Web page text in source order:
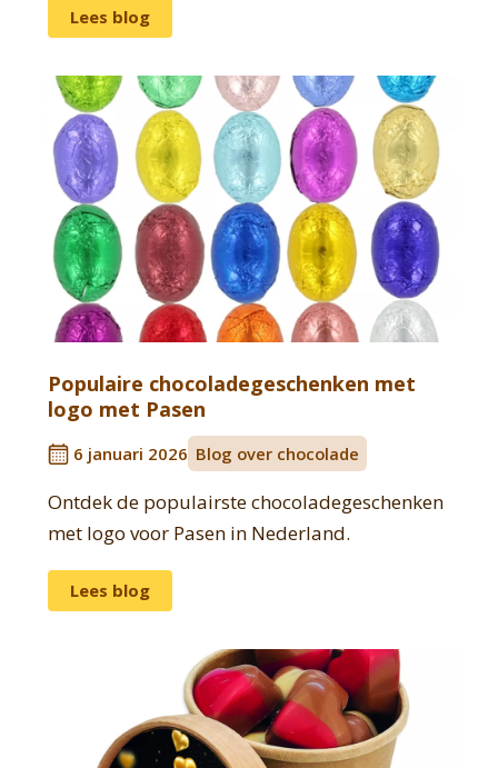
Lees blog
Populaire chocoladegeschenken met
logo met Pasen
6 januari 2026 Blog over chocolade
Ontdek de populairste chocoladegeschenken
met logo voor Pasen in Nederland.
Lees blog